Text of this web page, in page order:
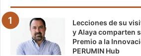
Lecciones de su
y Alaya comparten
Premio a la
PERUMIN Hub